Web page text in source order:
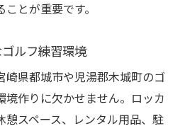
とが重要です。
ルフ練習環境
崎県都城市や児湯郡木城町のゴ
作りに欠かせません。ロッカ
スペース、レンタル用品、駐